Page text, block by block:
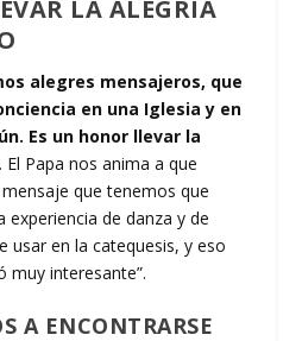
LA ALEGRÍA
alegres mensajeros, que
en una Iglesia y en
Es un honor llevar la
. El Papa nos anima a que
que tenemos que
de danza y de
usar en la catequesis, y eso
muy interesante”.
A ENCONTRARSE